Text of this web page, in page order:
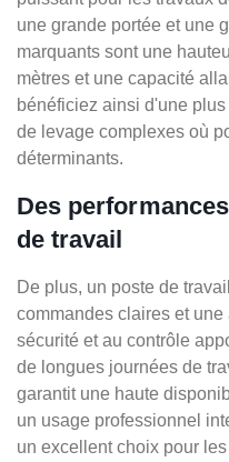
une grande portée et une
marquants sont une
mètres et une capacité
bénéficiez ainsi d'une
de levage complexes où
déterminants.
Des
de travail
De plus, un poste de
commandes claires et
sécurité et au contrôle
de longues journées de
garantit une haute
un usage professionnel
un excellent choix pour